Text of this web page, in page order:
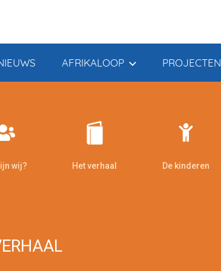
AFRIKALOOP PROJECTEN
wij? Het verhaal De kinderen